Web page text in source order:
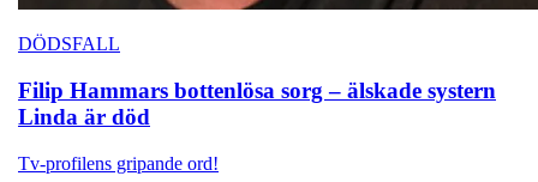
DÖDSFALL
Filip Hammars bottenlösa sorg – älskade systern
Linda är död
Tv-profilens gripande ord!